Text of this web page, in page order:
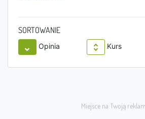
SORTOWANIE
Opinia Kurs